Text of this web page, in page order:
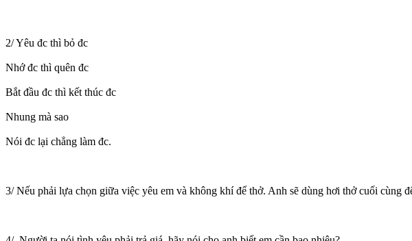
2/ Yêu đc thì bỏ đc
Nhớ đc thì quên đc
Bắt đầu đc thì kết thúc đc
Nhung mà sao
Nói đc lại chẳng làm đc.
3/ Nếu phải lựa chọn giữa việc yêu em và không khí để thở. Anh sẽ dùng hơi thở cuối cùng